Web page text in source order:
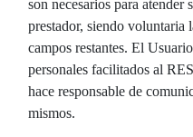
son necesarios para atender
prestador, siendo voluntaria
campos restantes. El
personales facilitados al
hace responsable de
mismos.